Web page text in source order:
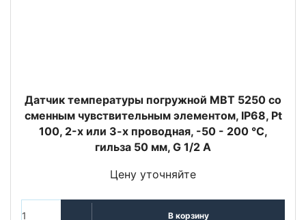
Датчик температуры погружной MBT 5250 со
сменным чувствительным элементом, IP68, Pt
100, 2-х или 3-х проводная, -50 - 200 °C,
гильза 50 мм, G 1/2 A
Цену уточняйте
В корзину